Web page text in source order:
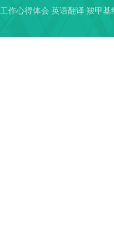
工作心得体会 英语翻译 羧甲基